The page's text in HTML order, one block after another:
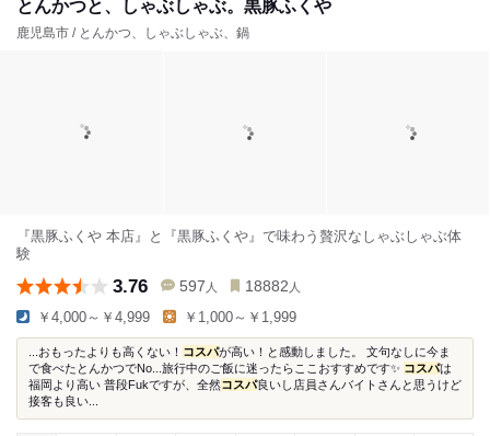
とんかつと、しゃぶしゃぶ。黒豚ふくや
鹿児島市 / とんかつ、しゃぶしゃぶ、鍋
『黒豚ふくや 本店』と『黒豚ふくや』で味わう贅沢なしゃぶしゃぶ体
験
3.76 597 人 18882 人
￥4,000～￥4,999 ￥1,000～￥1,999
...おもったよりも高くない！ コスパが高い！と感動しました。 文句なしに今ま
で食べたとんかつでNo...旅行中のご飯に迷ったらここおすすめです✨ コスパは
福岡より高い 普段Fukですが、全然コスパ良いし店員さんバイトさんと思うけど
接客も良い...